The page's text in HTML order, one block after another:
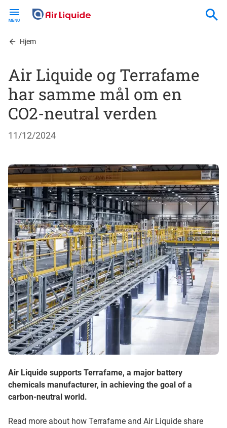
contentHjem
Air Liquide og Terrafame
har samme mål om en
CO2-neutral verden
11/12/2024
Air Liquide supports Terrafame, a major battery
chemicals manufacturer, in achieving the goal of a
carbon-neutral world.
Read more about how Terrafame and Air Liquide share